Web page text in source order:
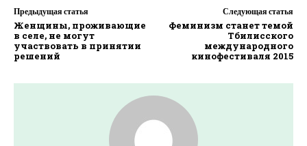
Предыдущая статья
Женщины, проживающие
в селе, не могут
участвовать в принятии
решений
Следующая статья
Феминизм станет темой
Тбилисского
международного
кинофестиваля 2015